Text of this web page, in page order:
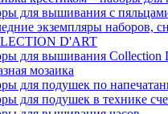
для вышивания с
экземпляры наборов,
D'ART
для вышивания Collection
мозаика
для подушек по
для подушек в технике